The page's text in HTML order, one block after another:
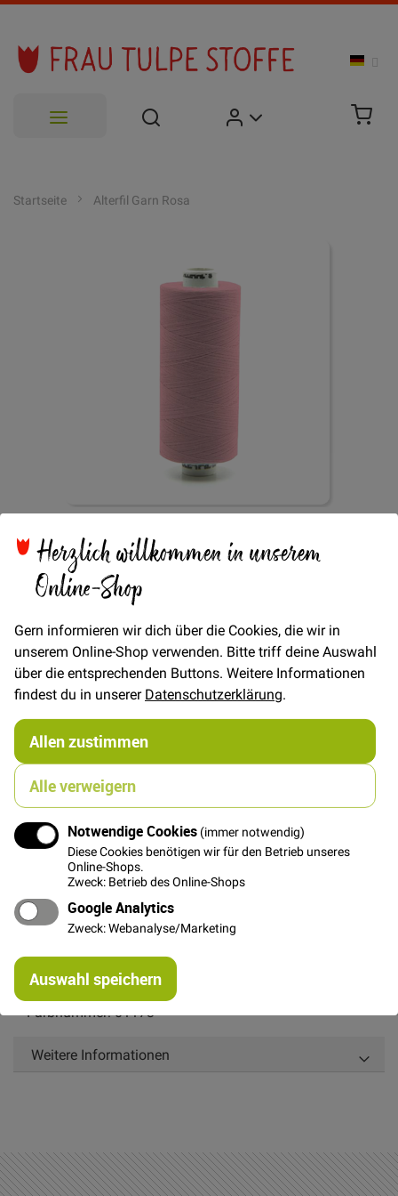
Herzlich willkommen in unserem
Online-Shop
Gern informieren wir dich über die Cookies, die wir in
unserem Online-Shop verwenden. Bitte triff deine Auswahl
über die entsprechenden Buttons. Weitere Informationen
findest du in unsererDatenschutzerklärung.
Allen zustimmen
Alle verweigern
Notwendige Cookies (immer notwendig)
Diese Cookies benötigen wir für den Betrieb unseres
Online-Shops.
Zweck: Betrieb des Online-Shops
Google Analytics
Zweck: Webanalyse/Marketing
Auswahl speichern
Startseite Alterfil Garn Rosa
Zum
Anfang
der
Bildgalerie
springen
Alterfil Garn Rosa
Verfügbarkeit
6,00 €
STÜCK
In den Warenkorb
Details
1000 Meter hochwertiges 120er Nähgarn von Alterfil in
ROSA universell einsetzbar.
Auch super für Zierstiche geeignet.
Garnstärke 120
Farbnummer: 01173
Weitere Informationen